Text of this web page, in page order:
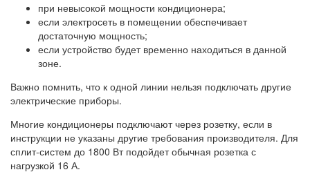
при невысокой мощности кондиционера;
если электросеть в помещении обеспечивает
достаточную мощность;
если устройство будет временно находиться в данной
зоне.
Важно помнить, что к одной линии нельзя подключать другие
электрические приборы.
Многие кондиционеры подключают через розетку, если в
инструкции не указаны другие требования производителя. Для
сплит-систем до 1800 Вт подойдет обычная розетка с
нагрузкой 16 А.